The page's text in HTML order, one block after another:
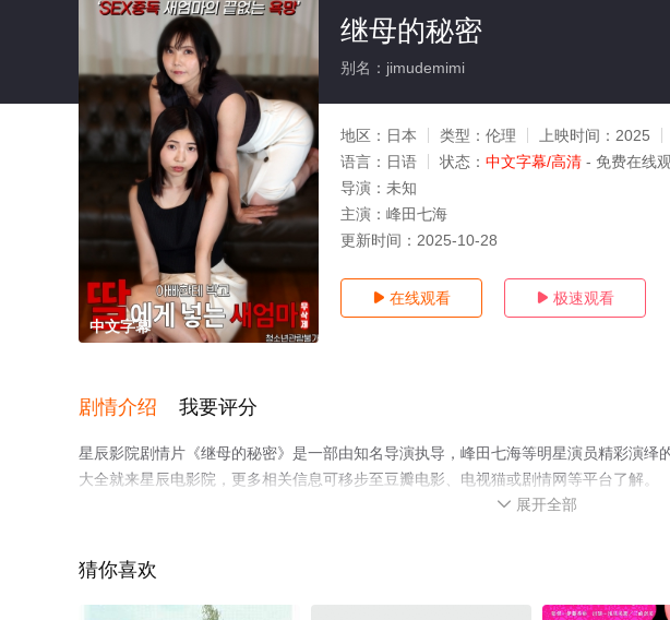
中文字幕
继母的秘密
别名：jimudemimi
地区： 日本 类型： 伦理 上映时间： 2025
语言： 日语 状态： 中文字幕/高清 - 免费在线
导演： 未知
主演： 峰田七海
更新时间： 2025-10-28
 在线观看  极速观看
剧情介绍 我要评分
星辰影院剧情片《继母的秘密》是一部由知名导演执导，峰田七海等明星演员精彩演绎
大全就来星辰电影院，更多相关信息可移步至豆瓣电影、电视猫或剧情网等平台了解。
 展开全部
猜你喜欢